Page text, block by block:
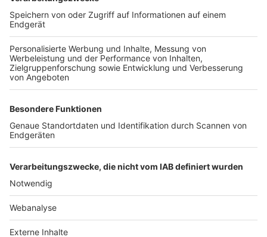
TOP-VEREINE
TOP-PARTNER
Nutzungsbedingungen Datenschutz Impressum